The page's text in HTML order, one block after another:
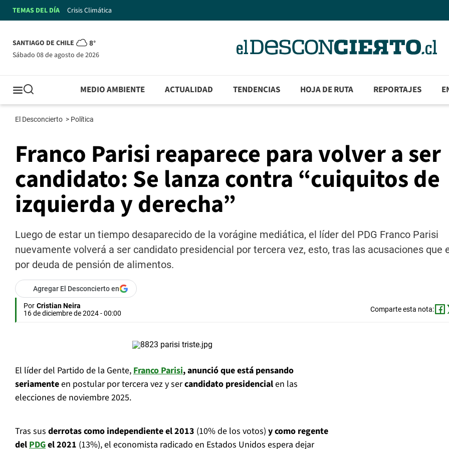
TEMAS DEL DÍA Crisis Climática
SANTIAGO DE CHILE 8°
sábado 08 de agosto de 2026
MEDIO AMBIENTE ACTUALIDAD TENDENCIAS HOJA DE RUTA REPORTAJES
El Desconcierto > Política
Franco Parisi reaparece para volver a ser
candidato: Se lanza contra “cuiquitos de
izquierda y derecha”
Luego de estar un tiempo desaparecido de la vorágine mediática, el líder del PDG Franco Parisi
nuevamente volverá a ser candidato presidencial por tercera vez, esto, tras las acusaciones que
por deuda de pensión de alimentos.
Agregar El Desconcierto en
Por Cristian Neira
16 de diciembre de 2024 - 00:00
Comparte esta nota:
El líder del Partido de la Gente,Franco Parisi, anunció que está pensando
seriamenteen postular por tercera vez y sercandidato presidencialen las
elecciones de noviembre 2025.
Tras sus derrotas como independiente el 2013 (10% de los votos) y como regente
delPDGel 2021 (13%), el economista radicado en Estados Unidos espera dejar